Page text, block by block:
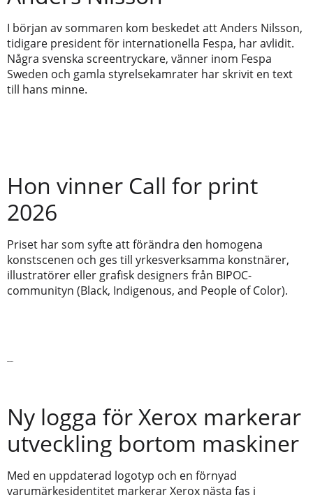
I början av sommaren kom beskedet att Anders Nilsson,
tidigare president för internationella Fespa, har avlidit.
Några svenska screentryckare, vänner inom Fespa
Sweden och gamla styrelsekamrater har skrivit en text
till hans minne.
Hon vinner Call for print
2026
Priset har som syfte att förändra den homogena
konstscenen och ges till yrkesverksamma konstnärer,
illustratörer eller grafisk designers från BIPOC-
communityn (Black, Indigenous, and People of Color).
Ny logga för Xerox markerar
utveckling bortom maskiner
Med en uppdaterad logotyp och en förnyad
varumärkesidentitet markerar Xerox nästa fas i